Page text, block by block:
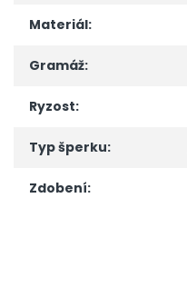
Materiál:
Gramáž:
Ryzost:
Typ šperku:
Zdobení: